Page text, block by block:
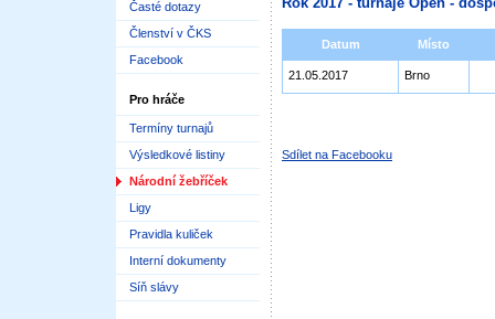
Časté dotazy
Členství v ČKS
Facebook
Pro hráče
Termíny turnajů
Výsledkové listiny
Národní žebříček
Ligy
Pravidla kuliček
Interní dokumenty
Síň slávy
Datum Místo
21.05.2017 Brno
Sdílet na Facebooku